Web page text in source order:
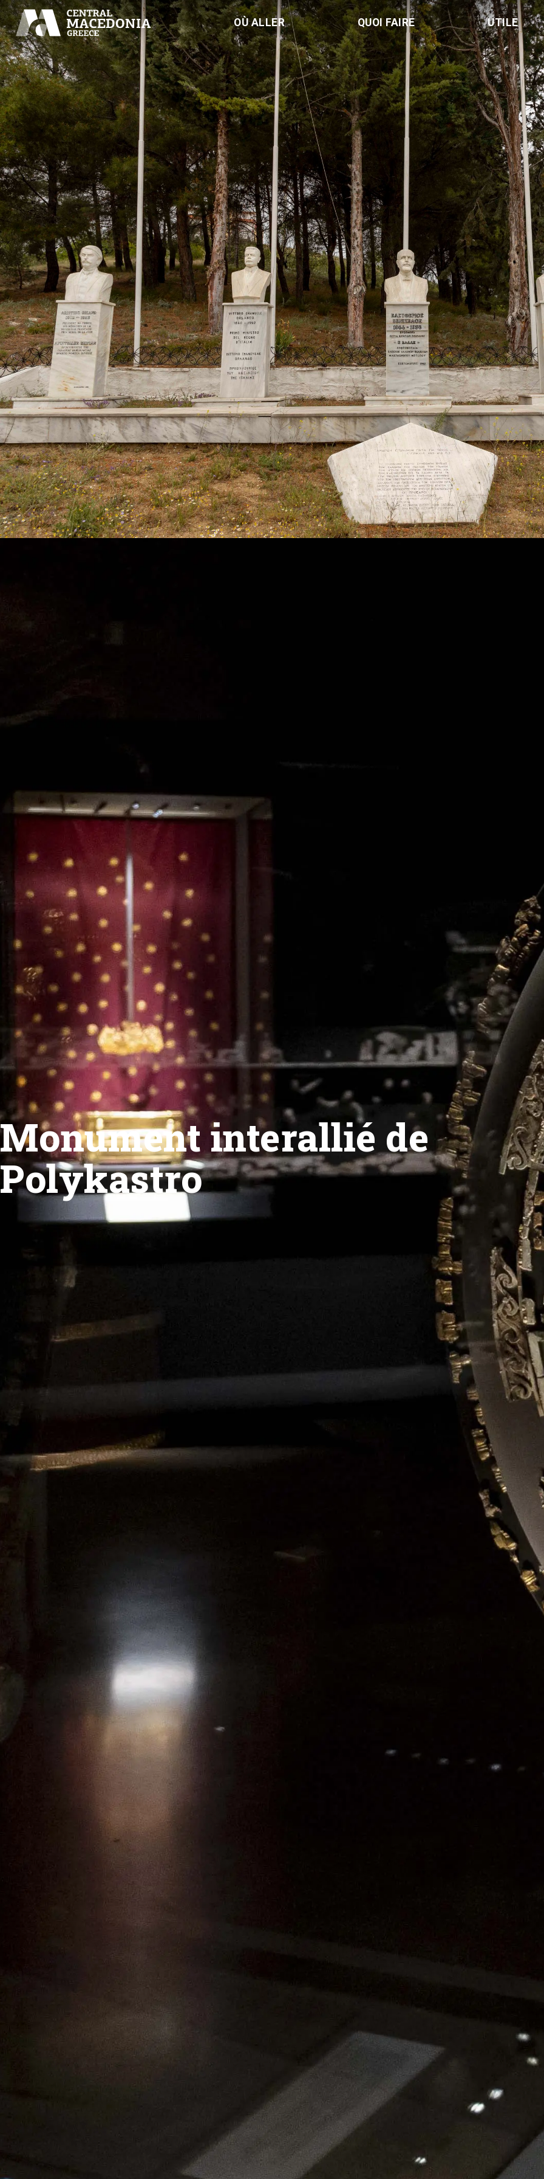
OÙ ALLER QUOI FAIRE UTILE
Monument interallié de
Polykastro